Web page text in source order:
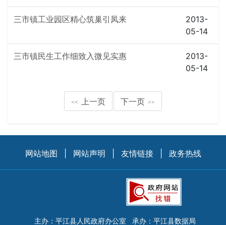
三市镇工业园区精心筑巢引凤来
2013-
05-14
三市镇民生工作细致入微见实惠
2013-
05-14
<< 上一页 下一页 >>
网站地图 网站声明 友情链接 政务热线
主办：平江县人民政府办公室 承办：平江县数据局